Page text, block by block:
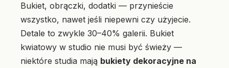
Bukiet, obrączki, dodatki — przynieście
wszystko, nawet jeśli niepewni czy użyjecie.
Detale to zwykle 30–40% galerii. Bukiet
kwiatowy w studio nie musi być świeży —
niektóre studia mają bukiety dekoracyjne na